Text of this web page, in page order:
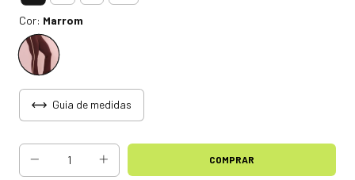
Cor: Marrom
Guia de medidas